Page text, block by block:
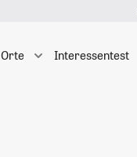
Orte Interessentest